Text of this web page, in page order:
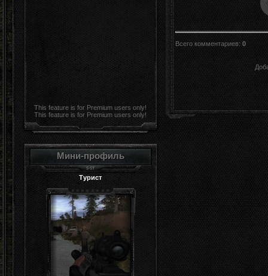
This feature is for Premium users only!
This feature is for Premium users only!
Мини-профиль
Турист
Всего комментариев: 0